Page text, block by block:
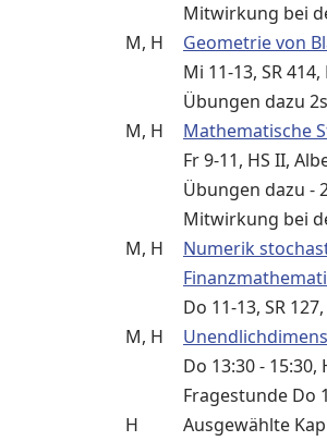
Mitwirkung bei
M, H
Geometrie von
Mi 11-13, SR 414,
Übungen dazu
M, H
Mathematische
Fr 9-11, HS II,
Übungen dazu -
Mitwirkung bei
M, H
Numerik
Do 11-13, SR
M, H
Do 13:30 - 15:30,
Fragestunde Do
H
Ausgewählte